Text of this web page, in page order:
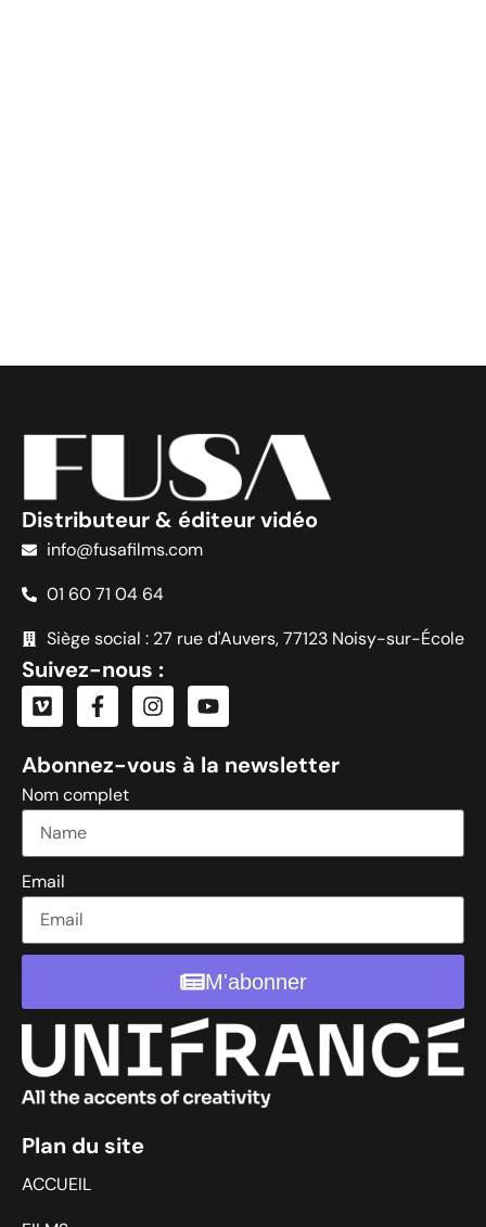
Distributeur & éditeur vidéo
info@fusafilms.com
01 60 71 04 64
Siège social : 27 rue d'Auvers, 77123 Noisy-sur-École
Suivez-nous :
Abonnez-vous à la newsletter
Nom complet
Email
M'abonner
Plan du site
ACCUEIL